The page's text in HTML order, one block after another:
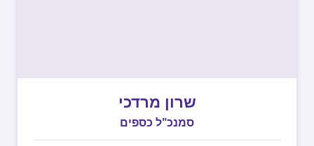
שרון מרדכי
סמנכ"ל כספים